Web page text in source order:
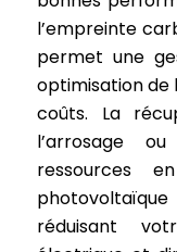
l’empreinte
permet une
optimisation de
coûts. La
l’arrosage
ressources
réduisant